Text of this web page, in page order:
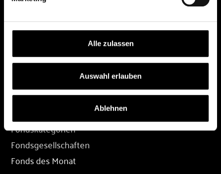
Alle zulassen
Auswahl erlauben
Ablehnen
Depot eröffnen
Depot übertragen
Konditionen
FONDS
Fondskategorien
Fondsgesellschaften
Fonds des Monat